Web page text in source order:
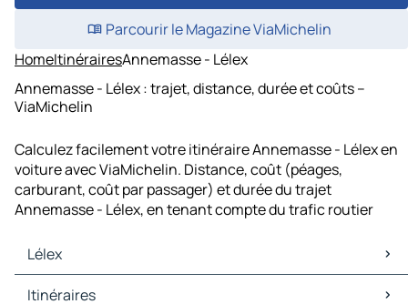
Parcourir le Magazine ViaMichelin
HomeItinérairesAnnemasse - Lélex
Annemasse - Lélex : trajet, distance, durée et coûts –
ViaMichelin
Calculez facilement votre itinéraire Annemasse - Lélex en
voiture avec ViaMichelin. Distance, coût (péages,
carburant, coût par passager) et durée du trajet
Annemasse - Lélex, en tenant compte du trafic routier
Lélex
Lélex Cartes et plans
Itinéraires